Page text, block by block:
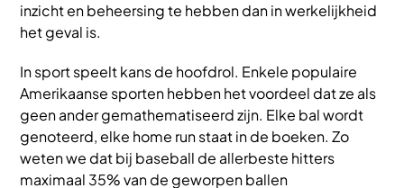
inzicht en beheersing te hebben dan in werkelijkheid
het geval is.
In sport speelt kans de hoofdrol. Enkele populaire
Amerikaanse sporten hebben het voordeel dat ze als
geen ander gemathematiseerd zijn. Elke bal wordt
genoteerd, elke home run staat in de boeken. Zo
weten we dat bij baseball de allerbeste hitters
maximaal 35% van de geworpen ballen